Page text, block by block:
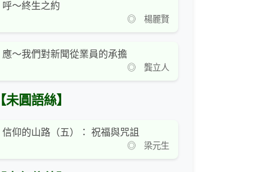
呼～終生之約
◎ 楊麗賢
應～我們對新聞從業員的承擔
◎ 龔立人
【未圓語絲】
信仰的山路（五）： 祝福與咒詛
◎ 梁元生